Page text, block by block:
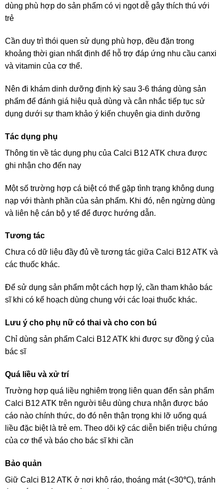
dùng phù hợp do sản phẩm có vị ngọt dễ gây thích thú với
trẻ
Cần duy trì thói quen sử dụng phù hợp, đều đặn trong
khoảng thời gian nhất định để hỗ trợ đáp ứng nhu cầu canxi
và vitamin của cơ thể.
Nên đi khám dinh dưỡng định kỳ sau 3-6 tháng dùng sản
phẩm để đánh giá hiệu quả dùng và cân nhắc tiếp tục sử
dụng dưới sự tham khảo ý kiến chuyên gia dinh dưỡng
Tác dụng phụ
Thông tin về tác dụng phụ của Calci B12 ATK chưa được
ghi nhận cho đến nay
Một số trường hợp cá biệt có thể gặp tình trạng không dung
nạp với thành phần của sản phẩm. Khi đó, nên ngừng dùng
và liên hệ cán bộ y tế để được hướng dẫn.
Tương tác
Chưa có dữ liệu đầy đủ về tương tác giữa Calci B12 ATK và
các thuốc khác.
Để sử dụng sản phẩm một cách hợp lý, cần tham khảo bác
sĩ khi có kế hoạch dùng chung với các loại thuốc khác.
Lưu ý cho phụ nữ có thai và cho con bú
Chỉ dùng sản phẩm Calci B12 ATK khi được sự đồng ý của
bác sĩ
Quá liều và xử trí
Trường hợp quá liều nghiêm trọng liên quan đến sản phẩm
Calci B12 ATK trên người tiêu dùng chưa nhận được báo
cáo nào chính thức, do đó nên thận trọng khi lỡ uống quá
liều đặc biệt là trẻ em. Theo dõi kỹ các diễn biến triệu chứng
của cơ thể và báo cho bác sĩ khi cần
Bảo quản
Giữ Calci B12 ATK ở nơi khô ráo, thoáng mát (<30℃), tránh